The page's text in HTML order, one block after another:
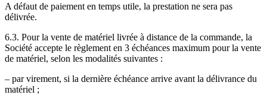
A défaut de paiement en temps utile, la prestation ne sera pas
délivrée.
6.3. Pour la vente de matériel livrée à distance de la commande, la
Société accepte le règlement en 3 échéances maximum pour la vente
de matériel, selon les modalités suivantes :
– par virement, si la dernière échéance arrive avant la délivrance du
matériel ;